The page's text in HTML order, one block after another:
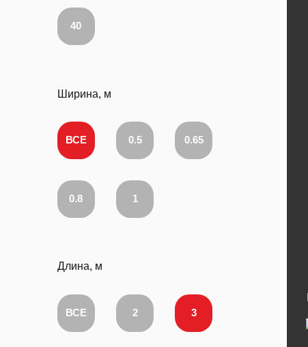
40
Ширина, м
ВСЕ 0.5 0.65
0.8 1
Длина, м
ВСЕ 2 3